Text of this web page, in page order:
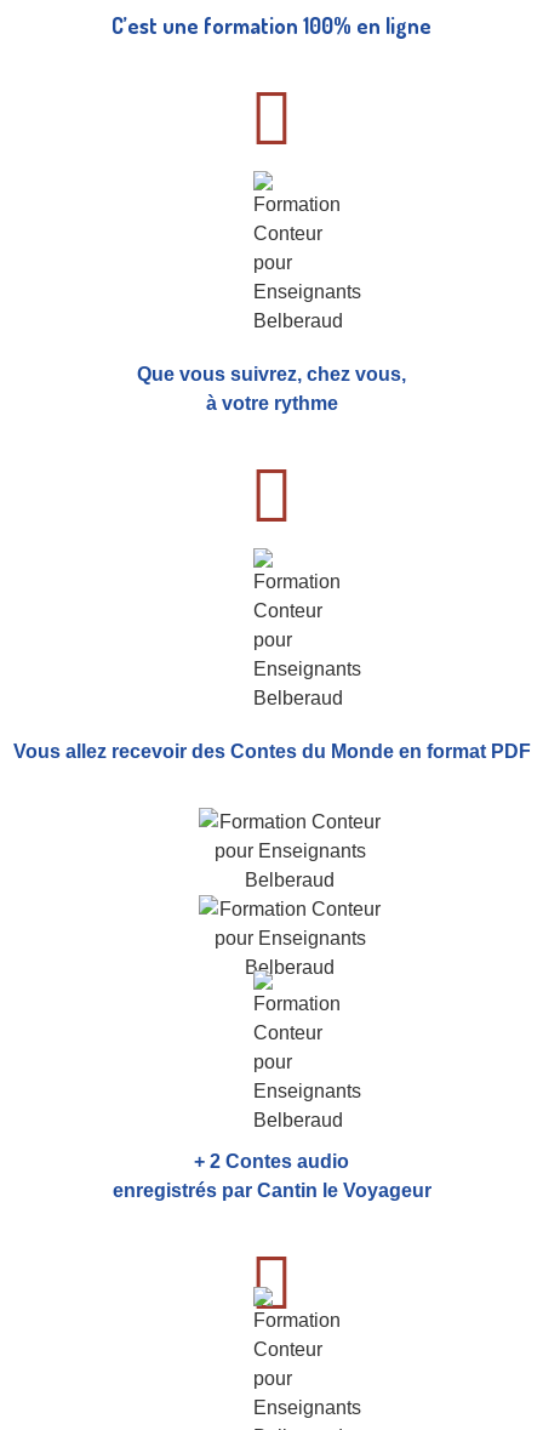
C’est une formation 100% en ligne
Que vous suivrez, chez vous,
à votre rythme
Vous allez recevoir des Contes du Monde en format PDF
+ 2 Contes audio
enregistrés par Cantin le Voyageur